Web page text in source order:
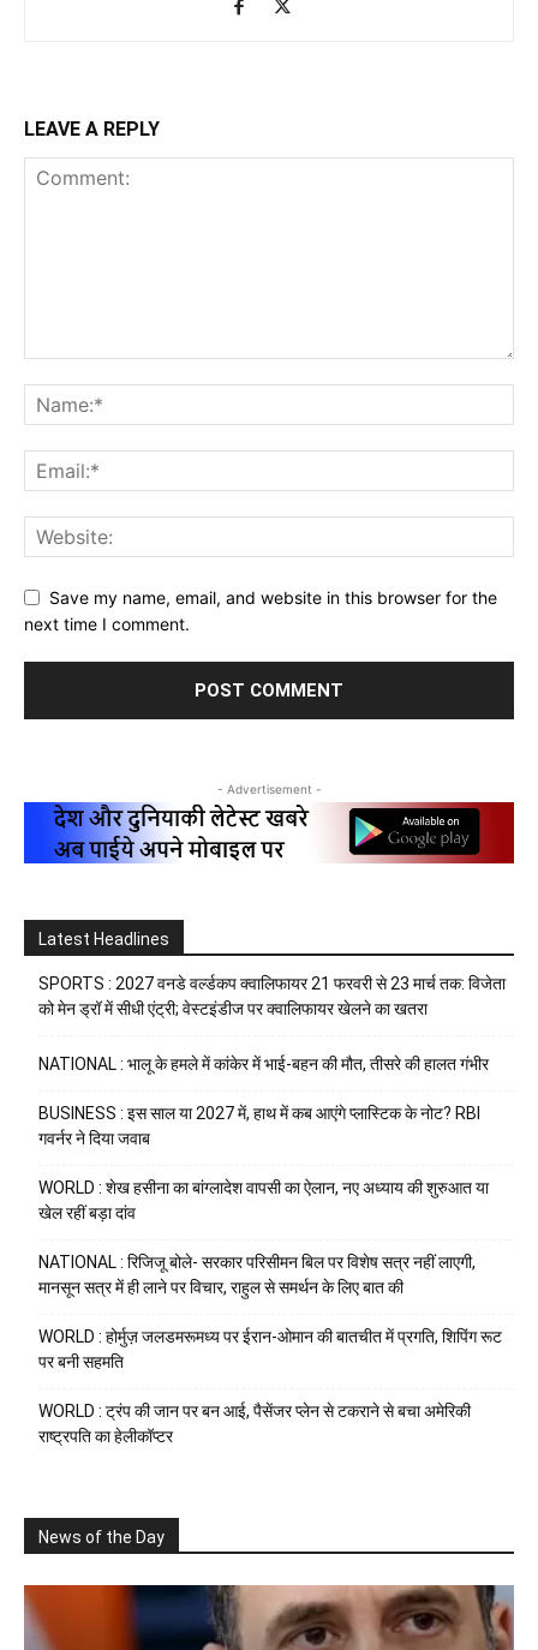
LEAVE A REPLY
Save my name, email, and website in this browser for the
next time I comment.
- Advertisement -
Latest Headlines
SPORTS : 2027 वनडे वर्ल्डकप क्वालिफायर 21 फरवरी से 23 मार्च तक: विजेता
को मेन ड्रॉ में सीधी एंट्री; वेस्टइंडीज पर क्वालिफायर खेलने का खतरा
NATIONAL : भालू के हमले में कांकेर में भाई-बहन की मौत, तीसरे की हालत गंभीर
BUSINESS : इस साल या 2027 में, हाथ में कब आएंगे प्लास्टिक के नोट? RBI
गवर्नर ने दिया जवाब
WORLD : शेख हसीना का बांग्लादेश वापसी का ऐलान, नए अध्याय की शुरुआत या
खेल रहीं बड़ा दांव
NATIONAL : रिजिजू बोले- सरकार परिसीमन बिल पर विशेष सत्र नहीं लाएगी,
मानसून सत्र में ही लाने पर विचार, राहुल से समर्थन के लिए बात की
WORLD : होर्मुज़ जलडमरूमध्य पर ईरान-ओमान की बातचीत में प्रगति, शिपिंग रूट
पर बनी सहमति
WORLD : ट्रंप की जान पर बन आई, पैसेंजर प्लेन से टकराने से बचा अमेरिकी
राष्ट्रपति का हेलीकॉप्टर
News of the Day